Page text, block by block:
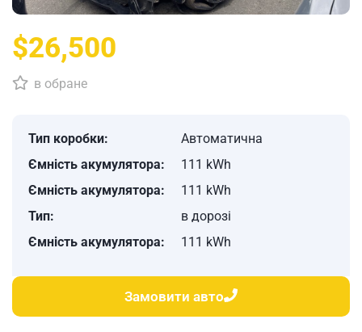
$26,500
в обране
Тип коробки:
Автоматична
Ємність акумулятора:
111 kWh
Ємність акумулятора:
111 kWh
Тип:
в дорозі
Ємність акумулятора:
111 kWh
Замовити авто